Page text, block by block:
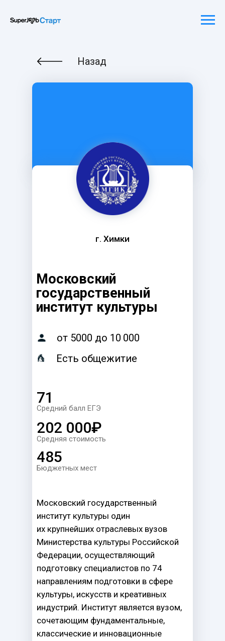
Назад
г. Химки
Московский
государственный
институт культуры
от 5000 до 10 000
Есть общежитие
Средний балл ЕГЭ
71
Средняя стоимость
202 000₽
Московский государственный
институт культуры один
их крупнейших отраслевых вузов
Министерства культуры Российской
Федерации, осуществляющий
подготовку специалистов по 74
направлениям подготовки в сфере
культуры, искусств и креативных
индустрий. Институт является вузом,
сочетающим фундаментальные,
классические и инновационные
Бюджетных мест
485